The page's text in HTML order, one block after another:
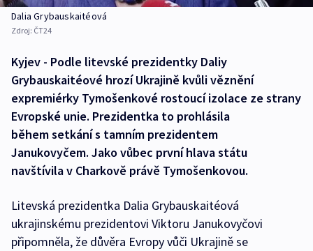
Dalia Grybauskaitéová
Zdroj: ČT24
Kyjev - Podle litevské prezidentky Daliy
Grybauskaitéové hrozí Ukrajině kvůli věznění
expremiérky Tymošenkové rostoucí izolace ze strany
Evropské unie. Prezidentka to prohlásila
během setkání s tamním prezidentem
Janukovyčem. Jako vůbec první hlava státu
navštívila v Charkově právě Tymošenkovou.
Litevská prezidentka Dalia Grybauskaitéová
ukrajinskému prezidentovi Viktoru Janukovyčovi
připomněla, že důvěra Evropy vůči Ukrajině se